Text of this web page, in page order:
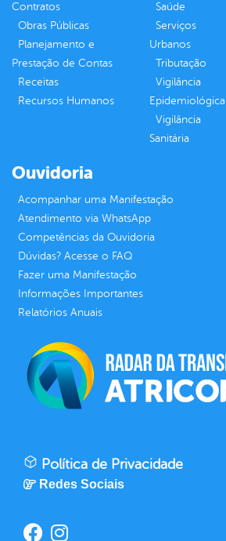
Contratos
Obras Públicas
Planejamento e
Prestação de Contas
Receitas
Recursos Humanos
Saúde
Serviços
Urbanos
Tributação
Vigilância
Epidemiológica
Vigilância
Sanitária
Ouvidoria
Acompanhar uma Manifestação
Atendimento via WhatsApp
Competências da Ouvidoria
Dúvidas? Acesse o FAQ
Fazer uma Manifestação
Informações Importantes
Relatórios Anuais
Política de Privacidade
Redes Sociais